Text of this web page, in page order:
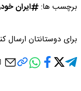
برچسب ها: ایران
برای دوستانتان ارسال